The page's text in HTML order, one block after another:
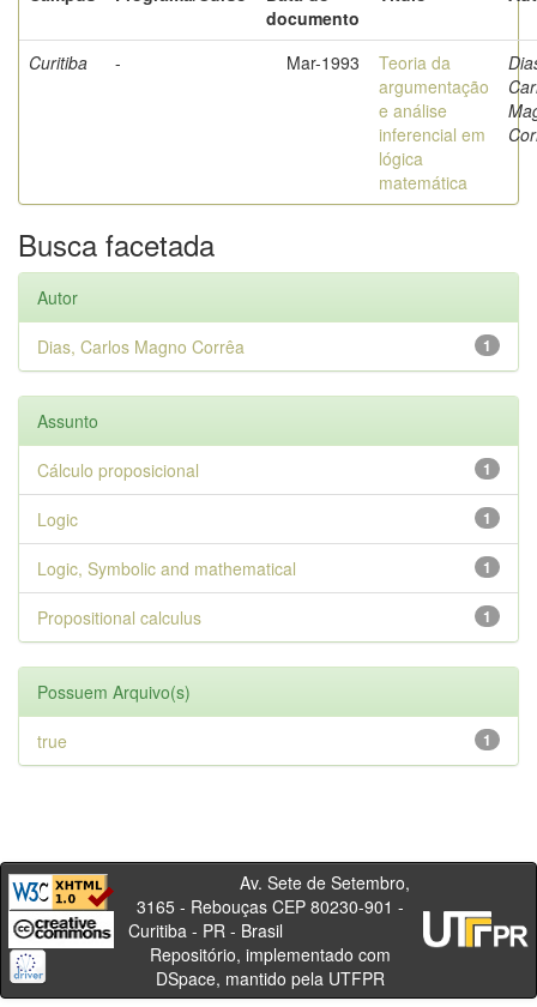
documento
Curitiba - Mar-1993
Teoria da
argumentação
e análise
inferencial em
lógica
matemática
Busca facetada
Autor
1
Dias, Carlos Magno Corrêa
Assunto
1
Cálculo proposicional
1
Logic
1
Logic, Symbolic and mathematical
1
Propositional calculus
Possuem Arquivo(s)
1
true
Av. Sete de Setembro,
3165 - Rebouças CEP 80230-901 -
Curitiba - PR - Brasil
Repositório, implementado com
DSpace, mantido pela UTFPR